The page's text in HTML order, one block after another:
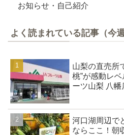
お知らせ・自己紹介
よく読まれている記事（今週
山梨の直売所
桃”が感動レ
ーツ山梨 八
河口湖周辺で
ならここ！朝